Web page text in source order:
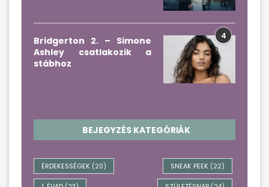
4
Bridgerton 2. – Simone
Ashley csatlakozik a
stábhoz
BEJEGYZÉS KATEGÓRIÁK
ÉRDEKESSÉGEK (20) SNEAK PEEK (22)